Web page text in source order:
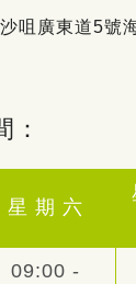
咀廣東道5號
：
星 期 六
09:00 -